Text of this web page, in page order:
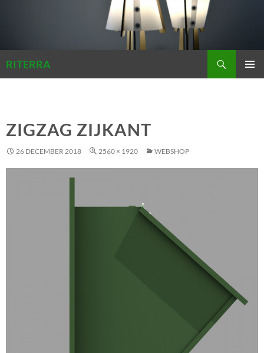
RITERRA
ZIGZAG ZIJKANT
26 DECEMBER 2018 2560 × 1920 WEBSHOP